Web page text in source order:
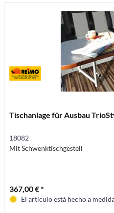
Tischanlage für Ausbau
18082
Mit Schwenktischgestell
367,00 € *
El artículo está hecho a